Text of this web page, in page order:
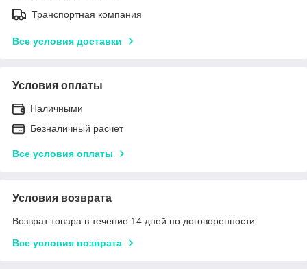
Транспортная компания
Все условия доставки
Условия оплаты
Наличными
Безналичный расчет
Все условия оплаты
Условия возврата
Возврат товара в течение 14 дней по договоренности
Все условия возврата